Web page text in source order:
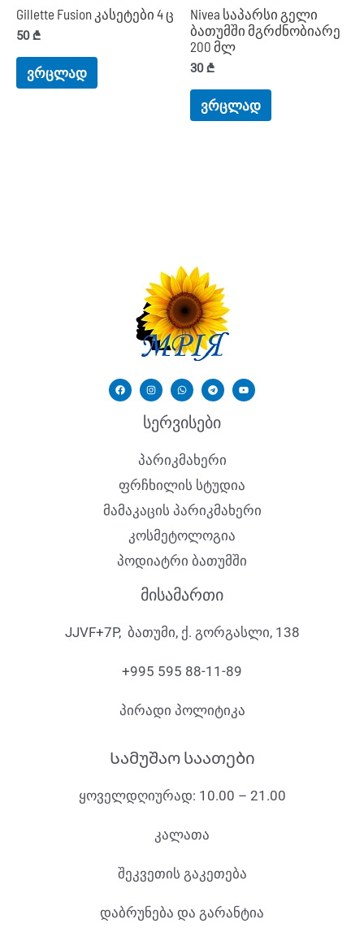
Gillette Fusion კასეტები 4 ც
50₾
ვრცლად
Nivea საპარსი გელი
ბათუმში მგრძნობიარე
200 მლ
30₾
ვრცლად
სერვისები
პარიკმახერი
ფრჩხილის სტუდია
მამაკაცის პარიკმახერი
კოსმეტოლოგია
პოდიატრი ბათუმში
მისამართი
JJVF+7P, ბათუმი, ქ. გორგასლი, 138
+995 595 88-11-89
პირადი პოლიტიკა
Სამუშაო საათები
ყოველდღიურად: 10.00 – 21.00
კალათა
შეკვეთის გაკეთება
დაბრუნება და გარანტია